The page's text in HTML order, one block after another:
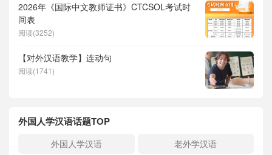
2026年《国际中文教师证书》CTCSOL考试时
间表
阅读(3252)
【对外汉语教学】连动句
阅读(1741)
外国人学汉语话题TOP
外国人学汉语
老外学汉语